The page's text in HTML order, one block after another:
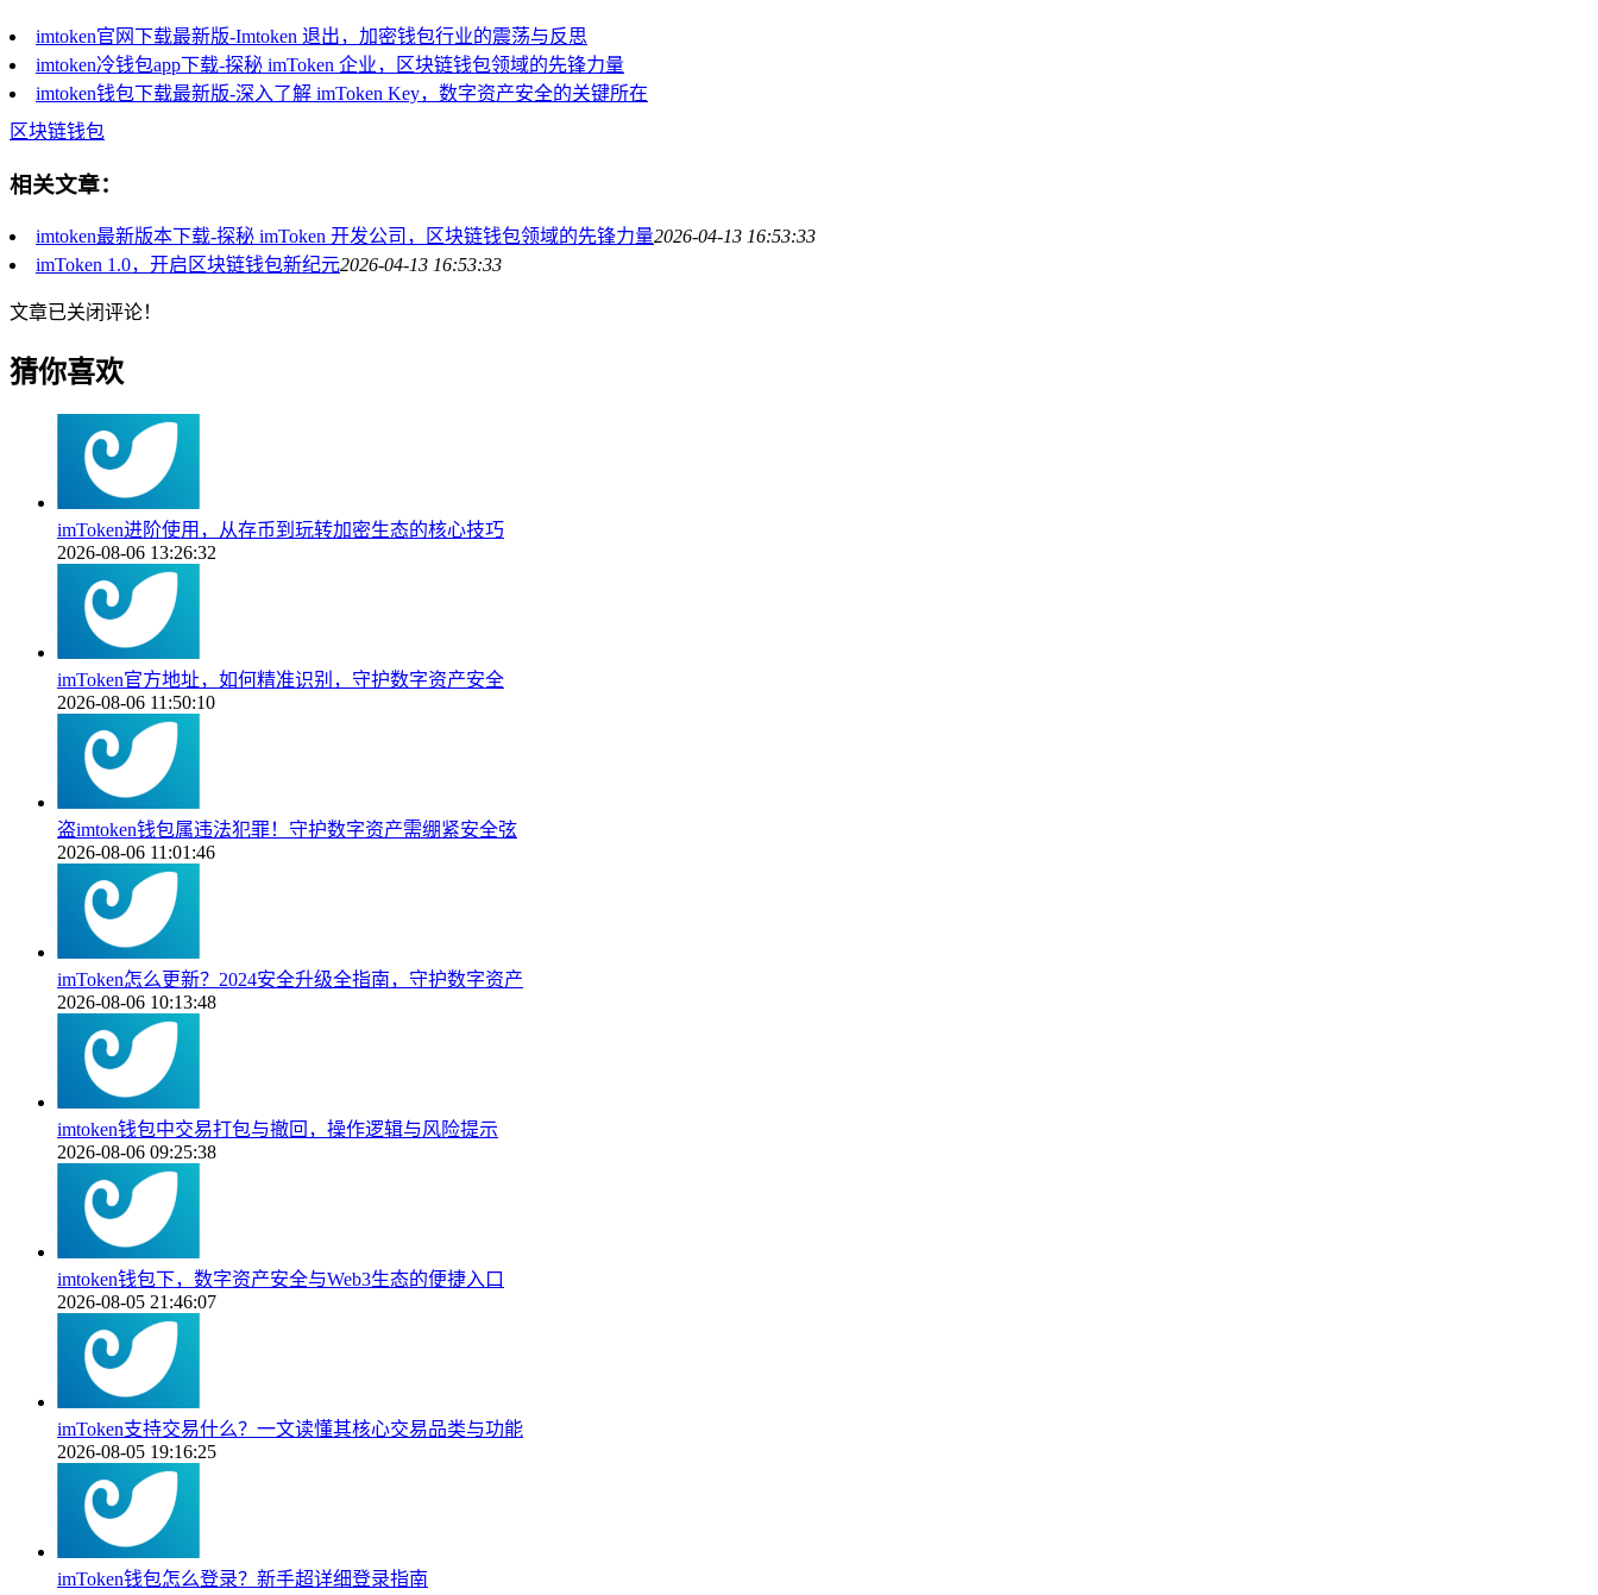
imtoken官网下载最新版-Imtoken 退出，加密钱包行业的震荡与反思
imtoken冷钱包app下载-探秘 imToken 企业，区块链钱包领域的先锋力量
imtoken钱包下载最新版-深入了解 imToken Key，数字资产安全的关键所在
区块链钱包
相关文章：
imtoken最新版本下载-探秘 imToken 开发公司，区块链钱包领域的先锋力量2026-04-13 16:53:33
imToken 1.0，开启区块链钱包新纪元2026-04-13 16:53:33
文章已关闭评论！
猜你喜欢
imToken进阶使用，从存币到玩转加密生态的核心技巧
2026-08-06 13:26:32
imToken官方地址，如何精准识别，守护数字资产安全
2026-08-06 11:50:10
盗imtoken钱包属违法犯罪！守护数字资产需绷紧安全弦
2026-08-06 11:01:46
imToken怎么更新？2024安全升级全指南，守护数字资产
2026-08-06 10:13:48
imtoken钱包中交易打包与撤回，操作逻辑与风险提示
2026-08-06 09:25:38
imtoken钱包下，数字资产安全与Web3生态的便捷入口
2026-08-05 21:46:07
imToken支持交易什么？一文读懂其核心交易品类与功能
2026-08-05 19:16:25
imToken钱包怎么登录？新手超详细登录指南